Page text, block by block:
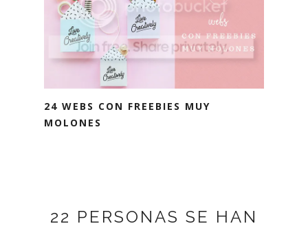
24 WEBS CON FREEBIES MUY
MOLONES
22 PERSONAS SE HAN